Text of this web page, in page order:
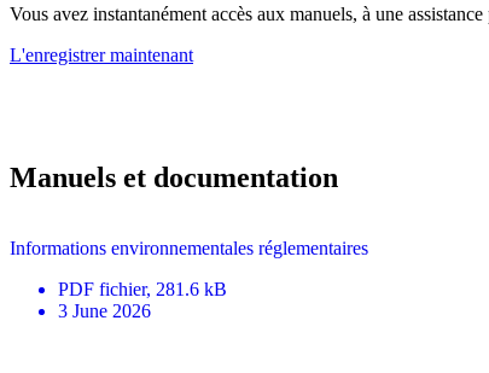
Vous avez instantanément accès aux manuels, à une
L'enregistrer maintenant
Manuels et documentation
Informations environnementales réglementaires
PDF fichier, 281.6 kB
3 June 2026